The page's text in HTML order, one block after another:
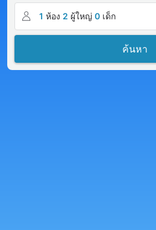
1 ห้อง 2 ผู้ใหญ่ 0 เด็ก
ค้นหา